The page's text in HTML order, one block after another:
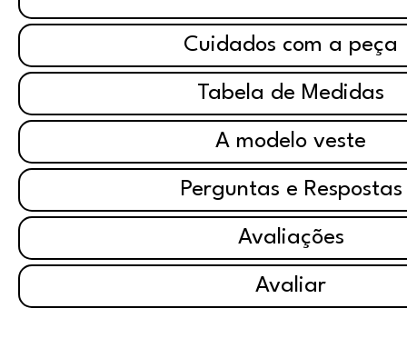
Cuidados com a peça
Tabela de Medidas
A modelo veste
Perguntas e Respostas
Avaliações
Avaliar